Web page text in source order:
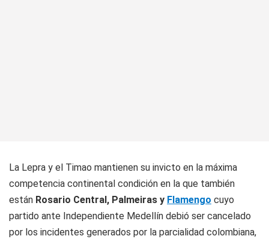
La Lepra y el Timao mantienen su invicto en la máxima
competencia continental condición en la que también
están Rosario Central, Palmeiras y Flamengo cuyo
partido ante Independiente Medellín debió ser cancelado
por los incidentes generados por la parcialidad colombiana,